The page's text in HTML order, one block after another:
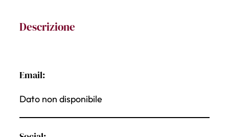
Descrizione
Email:
Dato non disponibile